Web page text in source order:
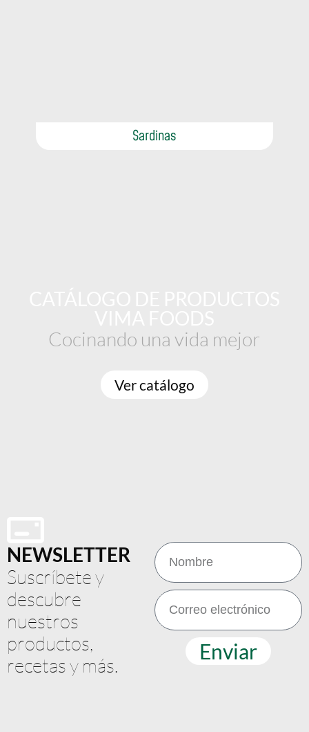
Sardinas
Cocinando una vida mejor
Ver catálogo
NEWSLETTER
Suscríbete y
descubre
nuestros
productos,
recetas y más.
Enviar